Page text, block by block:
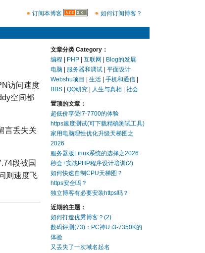
订阅本博客 如何订阅博客？
N访问速度
空间都
言丢失关
段被国
则速度飞
文章分类 Category：
编程
PHP 互联网
Blog的发展
电脑
服务器和调试
平面设计
Webshu项目
生活 手机和通信
BBS
QQ研究 人生与真相 社会
置顶的文章：
超低价享受i7-7700的体验
https速度测试(可下载精确测试工具)
家用电脑理性优化升级天梯图之
2026
服务器版Linux系统的选择之2026
秒会+实战PHP程序设计培训(2)
如何快速自制CPU天梯图？
https安全吗？
独立博客有必要安装https吗？
近期的主题：
如何打造优秀博客？(2)
数码评测(73)：PC神U i3-7350K的
体验
又丢失了一次域名起名